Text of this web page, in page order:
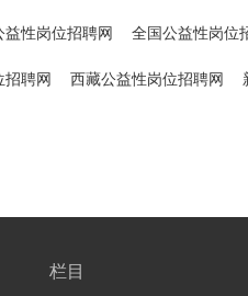
益性岗位招聘网 全国公益性岗位
招聘网 西藏公益性岗位招聘网
栏目